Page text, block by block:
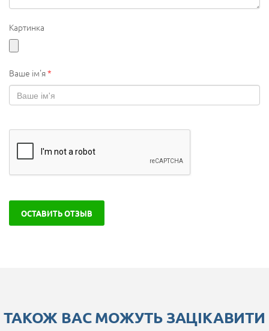
Картинка
Ваше ім'я*
ОСТАВИТЬ ОТЗЫВ
ТАКОЖ ВАС МОЖУТЬ ЗАЦІКАВИТИ